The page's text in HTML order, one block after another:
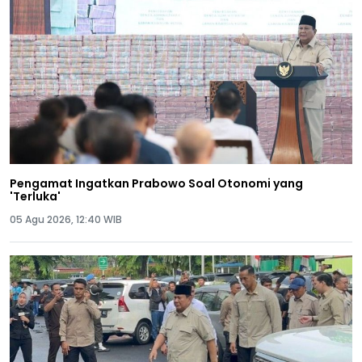
Pengamat Ingatkan Prabowo Soal Otonomi yang
'Terluka'
05 Agu 2026, 12:40 WIB